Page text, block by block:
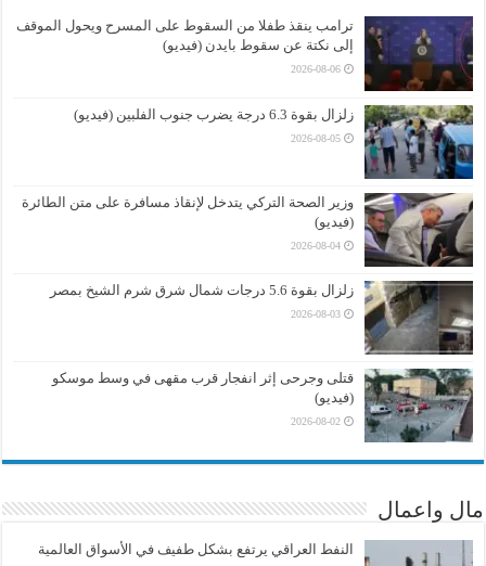
ترامب ينقذ طفلا من السقوط على المسرح ويحول الموقف
إلى نكتة عن سقوط بايدن (فيديو)
2026-08-06
زلزال بقوة 6.3 درجة يضرب جنوب الفلبين (فيديو)
2026-08-05
وزير الصحة التركي يتدخل لإنقاذ مسافرة على متن الطائرة
(فيديو)
2026-08-04
زلزال بقوة 5.6 درجات شمال شرق شرم الشيخ بمصر
2026-08-03
قتلى وجرحى إثر انفجار قرب مقهى في وسط موسكو
(فيديو)
2026-08-02
مال واعمال
النفط العراقي يرتفع بشكل طفيف في الأسواق العالمية